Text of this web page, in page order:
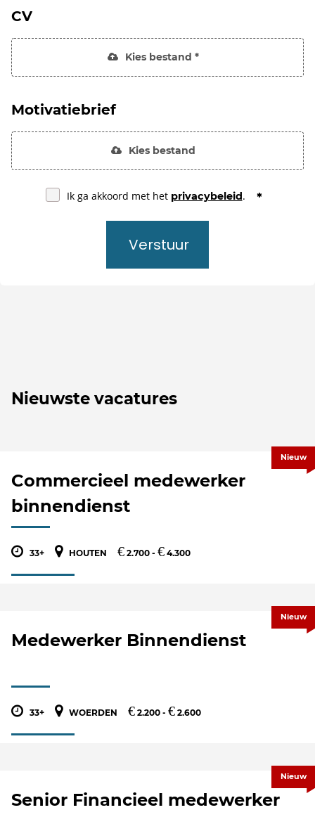
CV
Kies bestand *
Motivatiebrief
Kies bestand
Ik ga akkoord met het privacybeleid.
Verstuur
Nieuwste vacatures
Commercieel medewerker
binnendienst
33+ HOUTEN € 2.700 - € 4.300
Nieuw
Medewerker Binnendienst
33+ WOERDEN € 2.200 - € 2.600
Nieuw
Senior Financieel medewerker
Nieuw